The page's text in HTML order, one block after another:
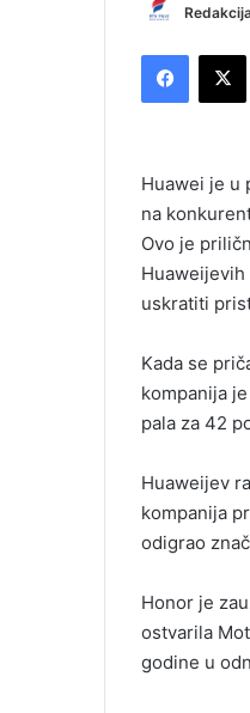
Huawei je u
na
Ovo je
uskratiti
Kada se
kompanija
pala za 42
Huaweijev
kompanija
odigrao
Honor je
ostvarila
godine u